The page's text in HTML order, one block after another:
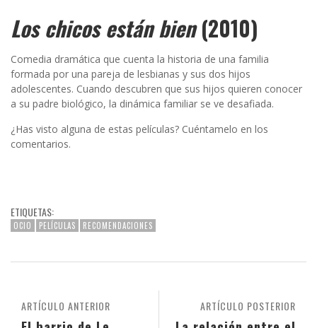
Los chicos están bien(2010)
Comedia dramática que cuenta la historia de una familia
formada por una pareja de lesbianas y sus dos hijos
adolescentes. Cuando descubren que sus hijos quieren conocer
a su padre biológico, la dinámica familiar se ve desafiada.
¿Has visto alguna de estas películas? Cuéntamelo en los
comentarios.
ETIQUETAS:
OCIO PELÍCULAS RECOMENDACIONES
ARTÍCULO POSTERIOR
ARTÍCULO ANTERIOR